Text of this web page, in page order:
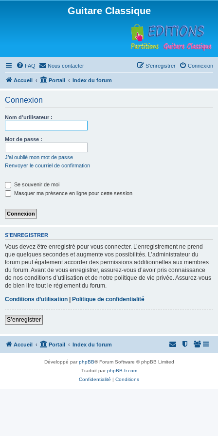
Guitare Classique
FAQ Nous contacter Connexion
S’enregistrer
Accueil Portail Index du forum
Connexion
Nom d’utilisateur :
Mot de passe :
J’ai oublié mon mot de passe
Renvoyer le courriel de confirmation
Se souvenir de moi
Masquer ma présence en ligne pour cette session
S’ENREGISTRER
Vous devez être enregistré pour vous connecter. L’enregistrement ne prend
que quelques secondes et augmente vos possibilités. L’administrateur du
forum peut également accorder des permissions additionnelles aux membres
du forum. Avant de vous enregistrer, assurez-vous d’avoir pris connaissance
de nos conditions d’utilisation et de notre politique de vie privée. Assurez-vous
de bien lire tout le règlement du forum.
Conditions d’utilisation | Politique de confidentialité
S’enregistrer
Accueil Portail Index du forum
Développé parphpBB® Forum Software © phpBB Limited
Traduit parphpBB-fr.com
Confidentialité | Conditions